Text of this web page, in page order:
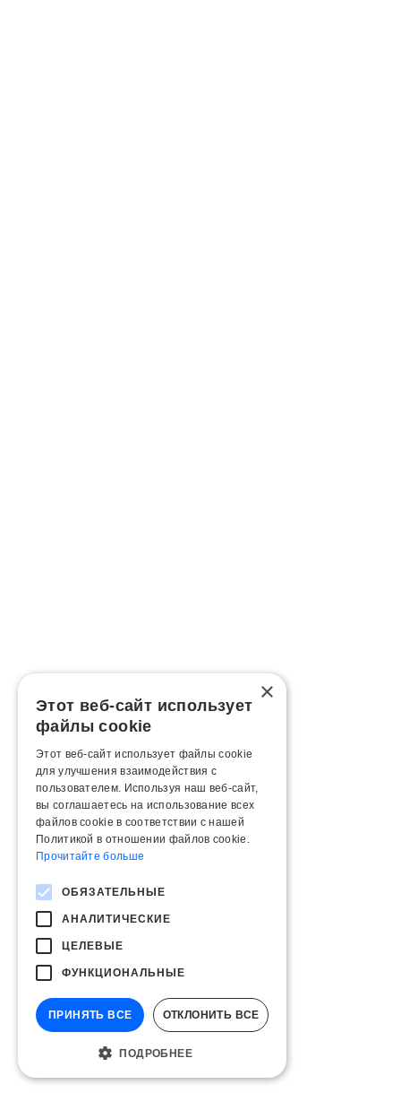
×
Этот веб-сайт использует
файлы cookie
Этот веб-сайт использует файлы cookie
для улучшения взаимодействия с
пользователем. Используя наш веб-сайт,
вы соглашаетесь на использование всех
файлов cookie в соответствии с нашей
Политикой в ​​отношении файлов cookie.
Прочитайте больше
ОБЯЗАТЕЛЬНЫЕ
АНАЛИТИЧЕСКИЕ
ЦЕЛЕВЫЕ
ФУНКЦИОНАЛЬНЫЕ
ПРИНЯТЬ ВСЕ ОТКЛОНИТЬ ВСЕ
ПОДРОБНЕЕ